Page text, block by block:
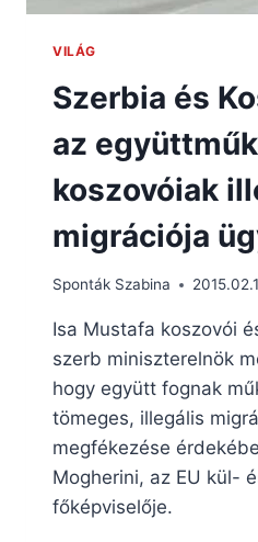
VILÁG
Szerbia és
az
koszovóiak
migrációja
Sponták Szabina
Isa Mustafa koszovói
szerb miniszterelnök
hogy együtt fognak
tömeges, illegális
megfékezése
Mogherini, az EU kül-
főképviselője.